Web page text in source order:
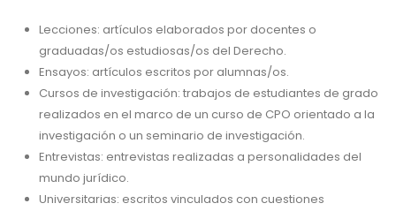
Lecciones: artículos elaborados por docentes o
graduadas/os estudiosas/os del Derecho.
Ensayos: artículos escritos por alumnas/os.
Cursos de investigación: trabajos de estudiantes de grado
realizados en el marco de un curso de CPO orientado a la
investigación o un seminario de investigación.
Entrevistas: entrevistas realizadas a personalidades del
mundo jurídico.
Universitarias: escritos vinculados con cuestiones